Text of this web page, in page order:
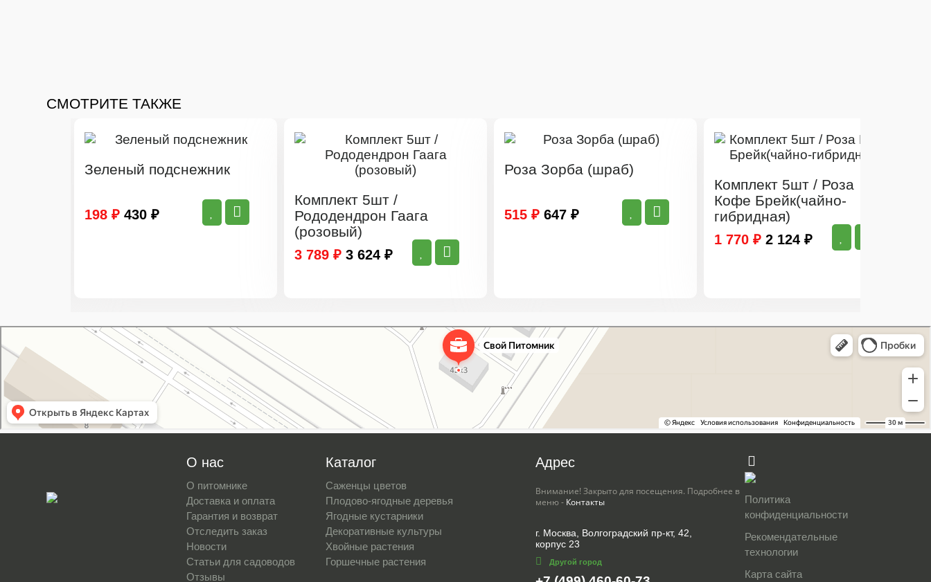
СМОТРИТЕ ТАКЖЕ
Зеленый подснежник
198 ₽ 430 ₽
Комплект 5шт /
Рододендрон Гаага
(розовый)
3 789 ₽ 3 624 ₽
Роза Зорба (шраб)
515 ₽ 647 ₽
Комплект 5шт / Роза
Кофе Брейк(чайно-
гибридная)
1 770 ₽ 2 124 ₽
Питомник растений в Москве
Садовый центр в Москве
О нас
О питомнике
Доставка и оплата
Гарантия и возврат
Отследить заказ
Новости
Статьи для садоводов
Отзывы
Каталог
Саженцы цветов
Плодово-ягодные деревья
Ягодные кустарники
Декоративные культуры
Хвойные растения
Горшечные растения
Адрес
Внимание! Закрыто для посещения. Подробнее в
меню - Контакты
г. Москва, Волгоградский пр-кт, 42,
корпус 23
Другой город
Политика
конфиденциальности
Рекомендательные
технологии
Карта сайта